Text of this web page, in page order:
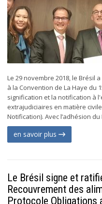
Le 29 novembre 2018, le Brésil
à la Convention de La Haye du
signification et la notification à
extrajudiciaires en matière
Notification). Avec l’adhésion du
en savoir plus
Le Brésil signe et
Recouvrement des
Protocole Obligations